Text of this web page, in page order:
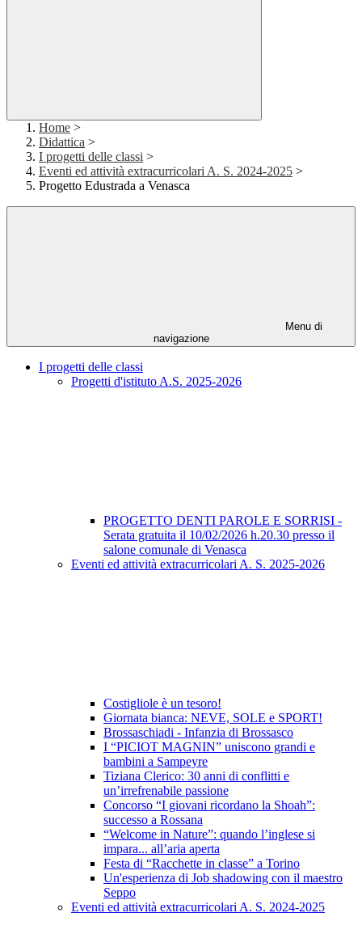
Home >
Didattica >
I progetti delle classi >
Eventi ed attività extracurricolari A. S. 2024-2025 >
Progetto Edustrada a Venasca
Menu di
navigazione
I progetti delle classi
Progetti d'istituto A.S. 2025-2026
PROGETTO DENTI PAROLE E SORRISI -
Serata gratuita il 10/02/2026 h.20.30 presso il
salone comunale di Venasca
Eventi ed attività extracurricolari A. S. 2025-2026
Costigliole è un tesoro!
Giornata bianca: NEVE, SOLE e SPORT!
Brossaschiadi - Infanzia di Brossasco
I “PICIOT MAGNIN” uniscono grandi e
bambini a Sampeyre
Tiziana Clerico: 30 anni di conflitti e
un’irrefrenabile passione
Concorso “I giovani ricordano la Shoah”:
successo a Rossana
“Welcome in Nature”: quando l’inglese si
impara... all’aria aperta
Festa di “Racchette in classe” a Torino
Un'esperienza di Job shadowing con il maestro
Seppo
Eventi ed attività extracurricolari A. S. 2024-2025